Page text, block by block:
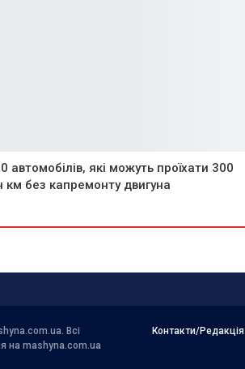
автомобілів, які можуть проїхати 300
км без капремонту двигуна
. Всі
на mashyna.com.ua
Контакти/Редакція